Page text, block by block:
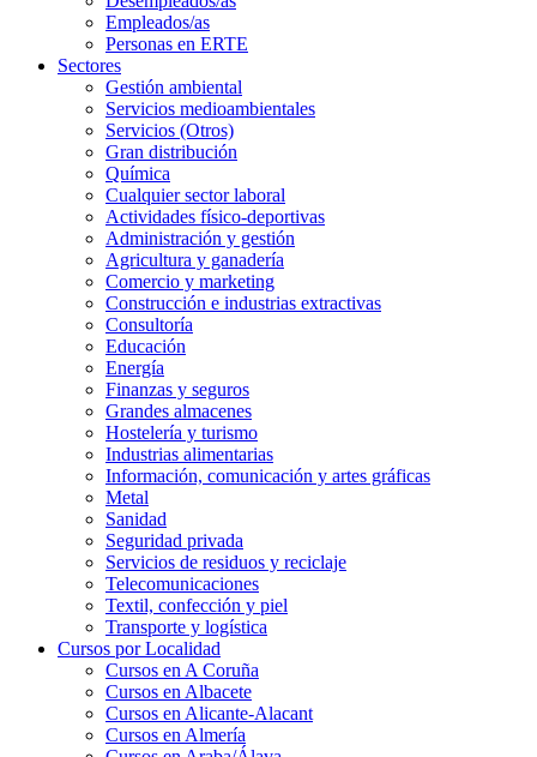
Empleados/as
Personas en ERTE
Sectores
Gestión ambiental
Servicios medioambientales
Servicios (Otros)
Gran distribución
Química
Cualquier sector laboral
Actividades físico-deportivas
Administración y gestión
Agricultura y ganadería
Comercio y marketing
Construcción e industrias extractivas
Consultoría
Educación
Energía
Finanzas y seguros
Grandes almacenes
Hostelería y turismo
Industrias alimentarias
Información, comunicación y artes gráficas
Metal
Sanidad
Seguridad privada
Servicios de residuos y reciclaje
Telecomunicaciones
Textil, confección y piel
Transporte y logística
Cursos por Localidad
Cursos en A Coruña
Cursos en Albacete
Cursos en Alicante-Alacant
Cursos en Almería